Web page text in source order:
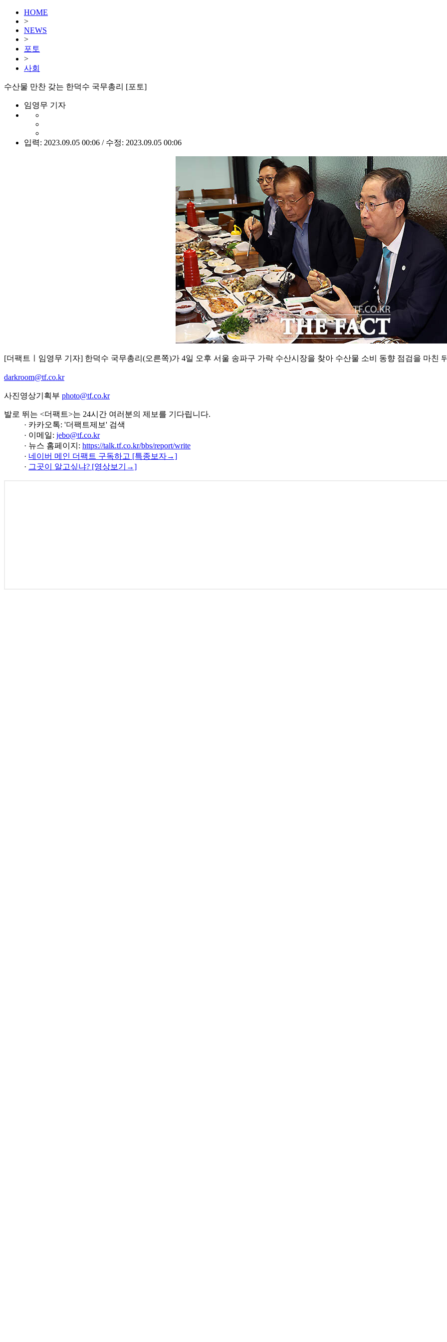
HOME
>
NEWS
>
포토
>
사회
수산물 만찬 갖는 한덕수 국무총리 [포토]
임영무 기자
입력: 2023.09.05 00:06 / 수정: 2023.09.05 00:06
[더팩트ㅣ임영무 기자] 한덕수 국무총리(오른쪽)가 4일 오후 서울 송파구 가락 수산시장을 찾아 수산물 소비 동향 점검을 마친
darkroom@tf.co.kr
사진영상기획부 photo@tf.co.kr
발로 뛰는 <더팩트>는 24시간 여러분의 제보를 기다립니다.
· 카카오톡: '더팩트제보' 검색
· 이메일: jebo@tf.co.kr
· 뉴스 홈페이지: https://talk.tf.co.kr/bbs/report/write
· 네이버 메인 더팩트 구독하고 [특종보자→]
· 그곳이 알고싶냐? [영상보기→]